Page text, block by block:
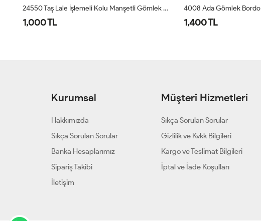
24550 Taş Lale İşlemeli Kolu Manşetli Gömlek Leylak
1,000 TL
4008 Ada Gömlek Bordo
1,400 TL
Kurumsal
Hakkımızda
Sıkça Sorulan Sorular
Banka Hesaplarımız
Sipariş Takibi
İletişim
Müşteri Hizmetleri
Sıkça Sorulan Sorular
Gizlilik ve Kvkk Bilgileri
Kargo ve Teslimat Bilgileri
İptal ve İade Koşulları